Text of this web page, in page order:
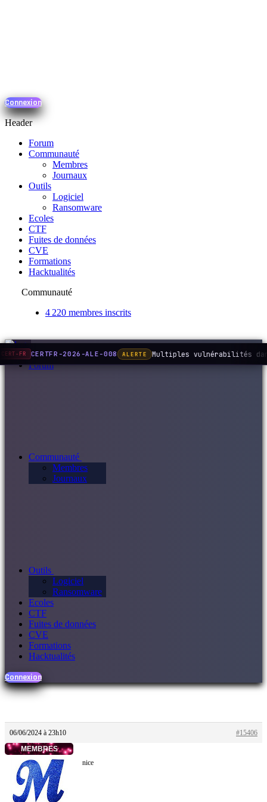
Connexion
Header
Forum
Communauté
Membres
Journaux
Outils
Logiciel
Ransomware
Ecoles
CTF
Fuites de données
CVE
Formations
Hacktualités
Communauté
4 220 membres inscrits
Forum
Communauté
Membres
Journaux
Outils
Logiciel
Ransomware
Ecoles
CTF
Fuites de données
CVE
Formations
Hacktualités
Connexion
06/06/2024 à 23h10
#15406
MEMBRES
nice
CERT-FR CERTFR-2026-ALE-008 ALERTE Multiples vulnérabilités